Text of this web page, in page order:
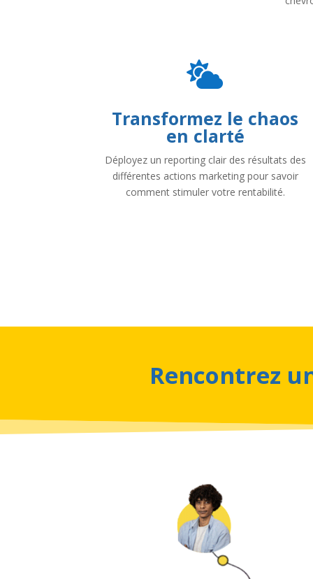

Transformez le chaos
en clarté
Déployez un reporting clair des résultats des
différentes actions marketing pour savoir
comment stimuler votre rentabilité.
Rencontrez